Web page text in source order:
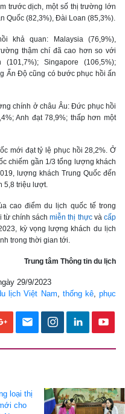
trước dịch, một số thị trường lớn
Quốc (82,3%), Đài Loan (85,3%).
khả quan: Malaysia (76,9%),
thậm chí đã cao hơn so với
Singapore (106,5%);
Ấn Độ cũng có bước phục hồi ấn
chính ở châu Âu: Đức phục hồi
Anh đạt 78,9%; thấp hơn một
mới đạt tỷ lệ phục hồi 28,2%. Ở
chiếm gần 1/3 tổng lượng khách
lượng khách Trung Quốc đến
5,8 triệu lượt.
cao điểm du lịch quốc tế trong
từ chính sáchmiễn thị thựcvà cấp
kỳ vọng lượng khách du lịch
trong thời gian tới.
Trung tâm Thông tin du lịch
29/9/2023
lịch Việt Nam, thống kê,phục